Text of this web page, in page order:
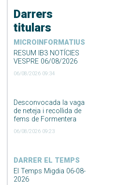
Darrers
titulars
MICROINFORMATIUS
RESUM IB3 NOTÍCIES
VESPRE 06/08/2026
06/08/2026 09:34
Desconvocada la vaga
de neteja i recollida de
fems de Formentera
06/08/2026 09:23
DARRER EL TEMPS
El Temps Migdia 06-08-
2026